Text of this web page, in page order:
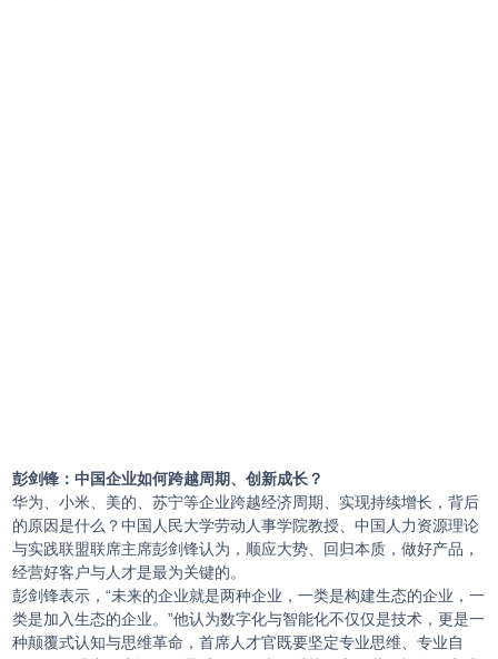
彭剑锋：中国企业如何跨越周期、创新成长？
华为、小米、美的、苏宁等企业跨越经济周期、实现持续增长，背后
的原因是什么？中国人民大学劳动人事学院教授、中国人力资源理论
与实践联盟联席主席彭剑锋认为，顺应大势、回归本质，做好产品，
经营好客户与人才是最为关键的。
彭剑锋表示，“未来的企业就是两种企业，一类是构建生态的企业，一
类是加入生态的企业。”他认为数字化与智能化不仅仅是技术，更是一
种颠覆式认知与思维革命，首席人才官既要坚定专业思维、专业自